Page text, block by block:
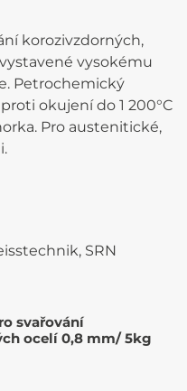
korozivzdorných,
vysokému
Petrochemický
okujení do 1 200°C
Pro austenitické,
SRN
svařování
ocelí 0,8 mm/ 5kg